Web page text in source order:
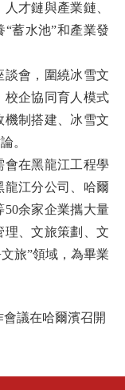
才鏈與產業鏈、
蓄水池”和產業發
會，圍繞冰雪文
校企協同育人模式
機制搭建、冰雪文
。
在黑龍江工程學
龍江分公司、哈爾
余家企業攜大量
理、文旅策劃、文
旅”領域，為畢業
議在哈爾濱召開